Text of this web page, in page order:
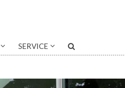
SERVICE